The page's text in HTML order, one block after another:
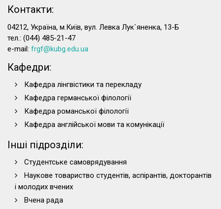
Контакти:
04212, Україна, м.Київ, вул. Левка Лук`яненка, 13-Б
тел.: (044) 485-21-47
e-mail: frgf@kubg.edu.ua
Кафедри:
Кафедра лінгвістики та перекладу
Кафедра германської філології
Кафедра романської філології
Кафедра англійської мови та комунікації
Інші підрозділи:
Студентське самоврядування
Наукове товариство студентів, аспірантів, докторантів
і молодих вчених
Вчена рада